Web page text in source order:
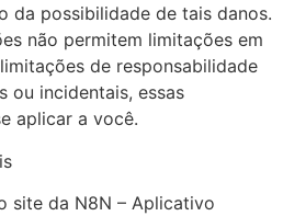
da possibilidade de tais danos.
não permitem limitações em
de responsabilidade
ou incidentais, essas
aplicar a você.
site da N8N – Aplicativo